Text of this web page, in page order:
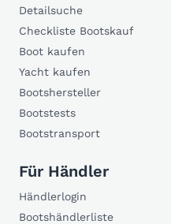
Detailsuche
Checkliste Bootskauf
Boot kaufen
Yacht kaufen
Bootshersteller
Bootstests
Bootstransport
Für Händler
Händlerlogin
Bootshändlerliste